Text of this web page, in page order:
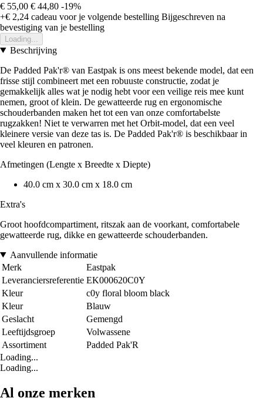
€ 55,00 € 44,80 -19%
+€ 2,24 cadeau voor je volgende bestelling Bijgeschreven na
bevestiging van je bestelling
Loading...
Beschrijving
De Padded Pak'r® van Eastpak is ons meest bekende model, dat een
frisse stijl combineert met een robuuste constructie, zodat je
gemakkelijk alles wat je nodig hebt voor een veilige reis mee kunt
nemen, groot of klein. De gewatteerde rug en ergonomische
schouderbanden maken het tot een van onze comfortabelste
rugzakken! Niet te verwarren met het Orbit-model, dat een veel
kleinere versie van deze tas is. De Padded Pak'r® is beschikbaar in
veel kleuren en patronen.
Afmetingen (Lengte x Breedte x Diepte)
40.0 cm x 30.0 cm x 18.0 cm
Extra's
Groot hoofdcompartiment, ritszak aan de voorkant, comfortabele
gewatteerde rug, dikke en gewatteerde schouderbanden.
Aanvullende informatie
Merk
Eastpak
Leveranciersreferentie EK000620C0Y
Kleur
c0y floral bloom black
Kleur
Blauw
Geslacht
Gemengd
Leeftijdsgroep
Volwassene
Assortiment
Padded Pak'R
Loading...
Loading...
Al onze merken